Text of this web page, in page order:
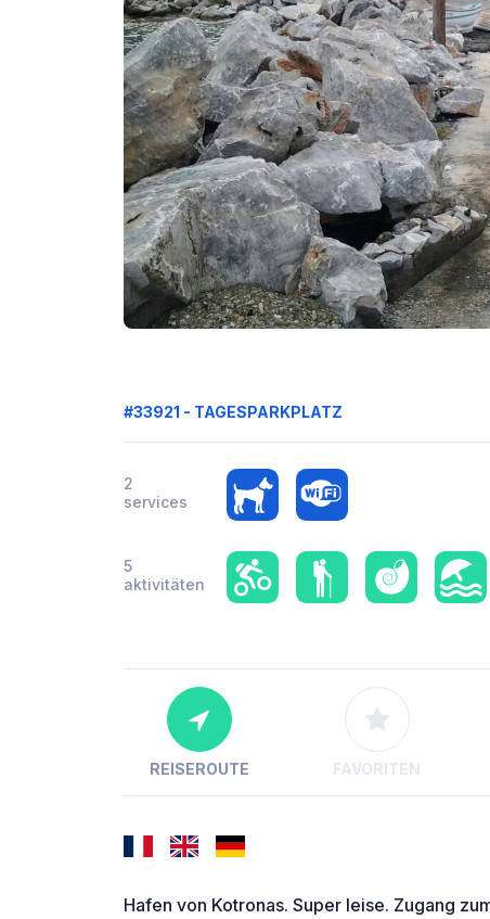
#33921 - TAGESPARKPLATZ
2
services
5
aktivitäten
REISEROUTE FAVORITEN
Hafen von Kotronas. Super leise. Zugang